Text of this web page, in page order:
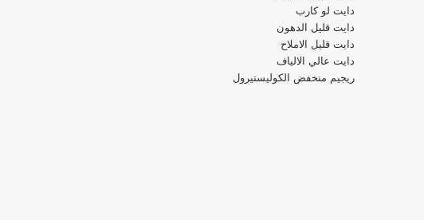
دايت لو كارب
دايت قليل الدهون
دايت قليل الاملاح
دايت عالي الالياف
ريجيم منخفض الكوليستيرول